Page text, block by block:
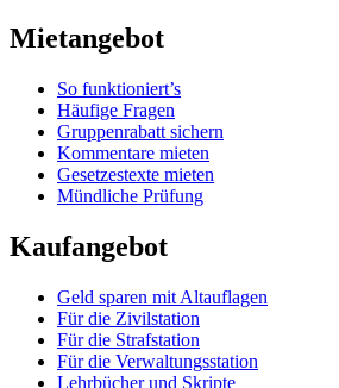
Mietangebot
So funktioniert’s
Häufige Fragen
Gruppenrabatt sichern
Kommentare mieten
Gesetzestexte mieten
Mündliche Prüfung
Kaufangebot
Geld sparen mit Altauflagen
Für die Zivilstation
Für die Strafstation
Für die Verwaltungsstation
Lehrbücher und Skripte